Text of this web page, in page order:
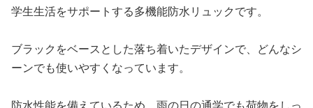
学生生活をサポートする多機能防水リュックです。
ブラックをベースとした落ち着いたデザインで、どんなシ
ーンでも使いやすくなっています。